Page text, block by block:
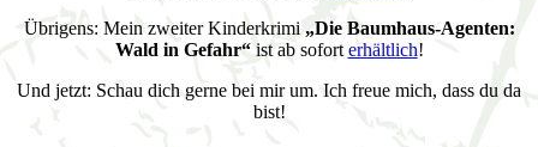
Übrigens: Mein zweiter Kinderkrimi „Die Baumhaus-Agenten:
Wald in Gefahr“ist ab sofort erhältlich!
Und jetzt: Schau dich gerne bei mir um. Ich freue mich, dass du da
bist!